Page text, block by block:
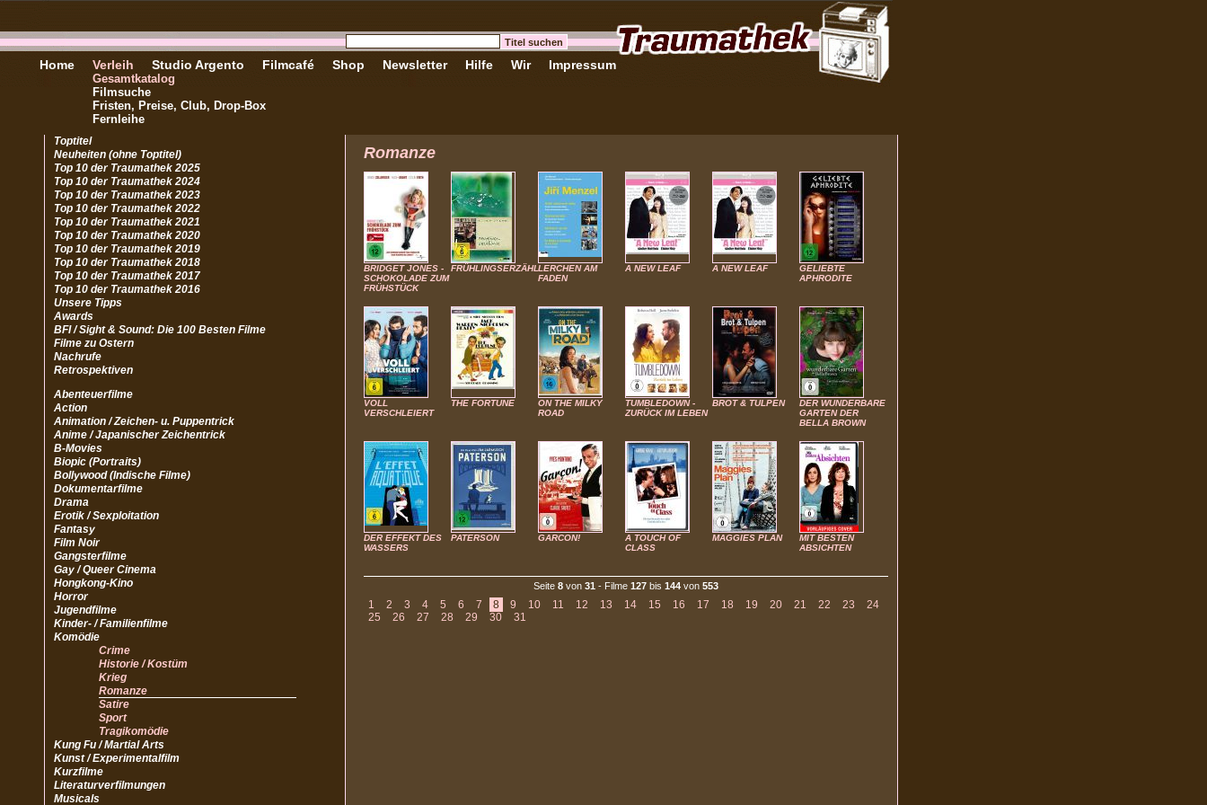
Home Verleih
Gesamtkatalog
Filmsuche
Fristen, Preise, Club, Drop-Box
Fernleihe
Studio Argento Filmcafé Shop Newsletter Hilfe Wir Impressum
Toptitel
Neuheiten (ohne Toptitel)
Top 10 der Traumathek 2025
Top 10 der Traumathek 2024
Top 10 der Traumathek 2023
Top 10 der Traumathek 2022
Top 10 der Traumathek 2021
Top 10 der Traumathek 2020
Top 10 der Traumathek 2019
Top 10 der Traumathek 2018
Top 10 der Traumathek 2017
Top 10 der Traumathek 2016
Unsere Tipps
Awards
BFI / Sight & Sound: Die 100 Besten Filme
Filme zu Ostern
Nachrufe
Retrospektiven
Abenteuerfilme
Action
Animation / Zeichen- u. Puppentrick
Anime / Japanischer Zeichentrick
B-Movies
Biopic (Portraits)
Bollywood (Indische Filme)
Dokumentarfilme
Drama
Erotik / Sexploitation
Fantasy
Film Noir
Gangsterfilme
Gay / Queer Cinema
Hongkong-Kino
Horror
Jugendfilme
Kinder- / Familienfilme
Komödie
Crime
Historie / Kostüm
Krieg
Romanze
Satire
Sport
Tragikomödie
Kung Fu / Martial Arts
Kunst / Experimentalfilm
Kurzfilme
Literaturverfilmungen
Musicals
Romanze
BRIDGET JONES -
SCHOKOLADE ZUM
FRÜHSTÜCK
FRÜHLINGSERZÄHLUNGLERCHEN AM
FADEN
A NEW LEAF A NEW LEAF
GELIEBTE
APHRODITE
VOLL
VERSCHLEIERT
THE FORTUNE
ON THE MILKY
ROAD
TUMBLEDOWN -
ZURÜCK IM LEBEN
BROT & TULPEN
DER WUNDERBARE
GARTEN DER
BELLA BROWN
DER EFFEKT DES
WASSERS
PATERSON GARCON!
A TOUCH OF
CLASS
MAGGIES PLAN
MIT BESTEN
ABSICHTEN
Seite 8 von 31 - Filme 127 bis 144 von 553
1 2 3 4 5 6 7 8 9 10 11 12 13 14 15 16 17 18 19 20 21 22 23
24
25
26 27 28 29 30 31